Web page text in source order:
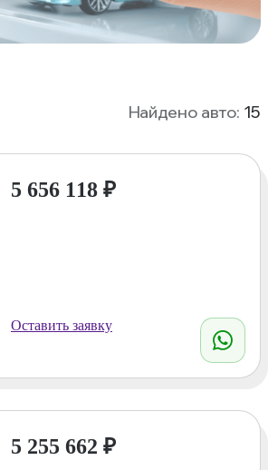
Найдено авто: 15
5 656 118 ₽
Оставить заявку
5 255 662 ₽